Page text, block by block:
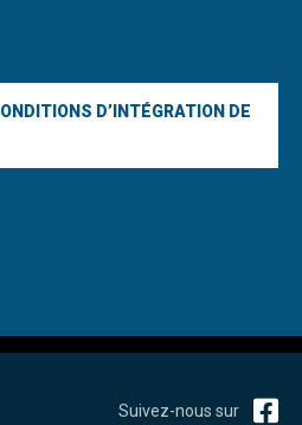
D’INTÉGRATION DE
Suivez-nous sur